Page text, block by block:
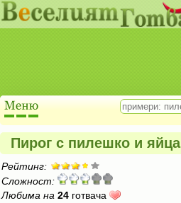
Пирог с пилешко и яйца
Рейтинг:
Сложност:
Любима на 24 готвача